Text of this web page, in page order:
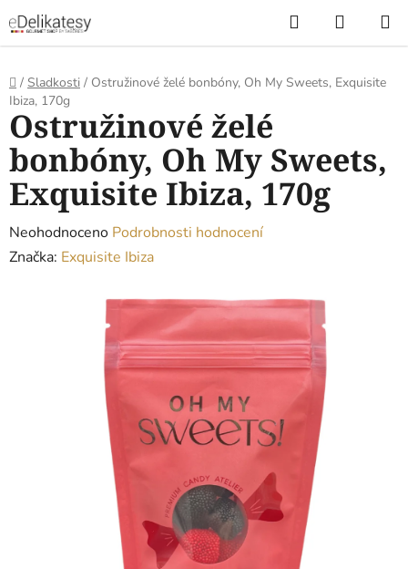
na
obsah
Hledat
KOŠÍK
Domů
/ Sladkosti / Ostružinové želé bonbóny, Oh My Sweets, Exquisite
Ibiza, 170g
Ostružinové želé
bonbóny, Oh My Sweets,
Exquisite Ibiza, 170g
Průměrné
hodnocení
Neohodnoceno Podrobnosti hodnocení
Značka: Exquisite Ibiza